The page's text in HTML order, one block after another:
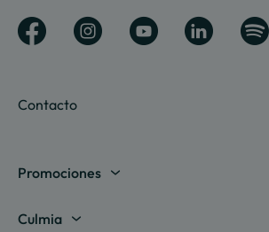
Contacto
Promociones
Madrid
Culmia